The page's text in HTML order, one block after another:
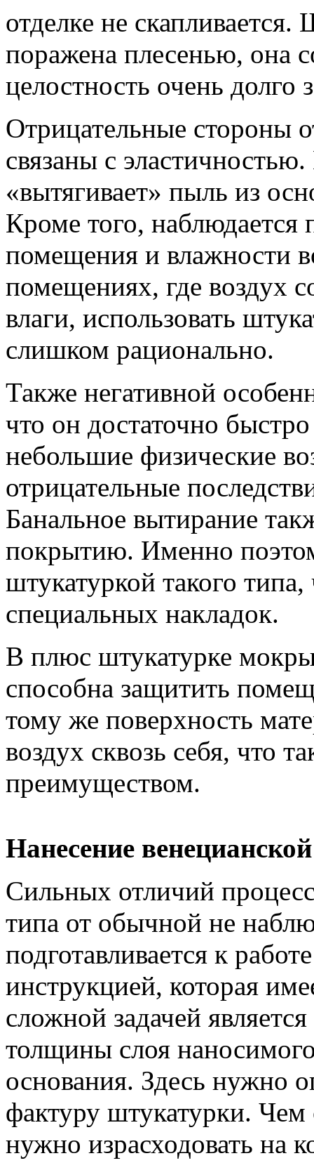
отделке не
поражена плесенью, она
целостность очень долго
Отрицательные стороны
связаны с эластичностью.
«вытягивает» пыль из
Кроме того, наблюдается
помещения и влажности
помещениях, где воздух
влаги, использовать
слишком рационально.
Также негативной
что он достаточно
небольшие физические
отрицательные
Банальное вытирание
покрытию. Именно
штукатуркой такого
специальных накладок.
В плюс штукатурке
способна защитить
тому же поверхность
воздух сквозь себя, что
преимуществом.
Нанесение
Сильных отличий
типа от обычной не
подготавливается к
инструкцией, которая
сложной задачей
толщины слоя
основания. Здесь нужно
фактуру штукатурки.
нужно израсходовать на